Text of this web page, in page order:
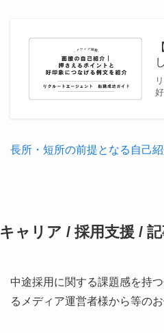
長所・短所の前提となる自己
キャリア / 採用支援 /
中途採用に関する課題感を持
るメディア運営者様から等の